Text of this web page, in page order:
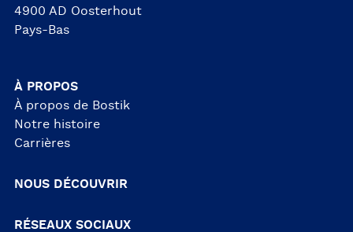
4900 AD Oosterhout
Pays-Bas
À PROPOS
À propos de Bostik
Notre histoire
Carrières
NOUS DÉCOUVRIR
RÉSEAUX SOCIAUX